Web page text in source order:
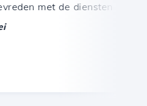
ondersteuning.
met de diensten die door